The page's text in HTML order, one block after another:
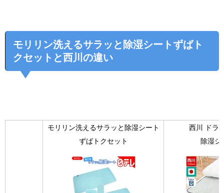
モリリン洗えるサラッと除湿シートずばト
クセットと西川の違い
モリリン洗えるサラッと除湿シート
ずばトクセット
西川 ドラ
除湿シ